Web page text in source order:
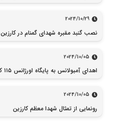
2024/10/29
نصب گنبد مقبره شهدای گمنام در کارزین
2024/10/05
اهدای آمبولانس به پایگاه اورژانس ۱۱۵ کارزین
2024/10/05
رونمایی از تمثال شهدا معظم کارزین